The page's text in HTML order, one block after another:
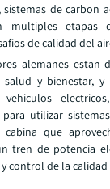
sistemas de carbon
multiples
de calidad del
alemanes estan
salud y bienestar,
utilizar
que
tren de potencia
control de la calidad